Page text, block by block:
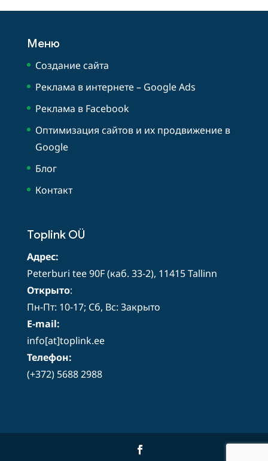
Меню
Создание сайта
Реклама в интернете – Google Ads
Реклама в Facebook
Оптимизация сайтов и их продвижение в
Google
Блог
Контакт
Toplink OÜ
Адрес:
Peterburi tee 90F (каб. 33-2), 11415 Tallinn
Открыто:
Пн-Пт: 10-17; Сб, Вс: Закрыто
E-mail:
info[at]toplink.ee
Телефон:
(+372) 5688 2988